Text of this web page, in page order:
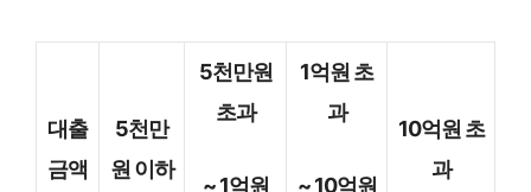
대출
금액
5천만
원 이하
5천만원
초과
~ 1억원
1억원 초
과
~ 10억원
10억원 초
과